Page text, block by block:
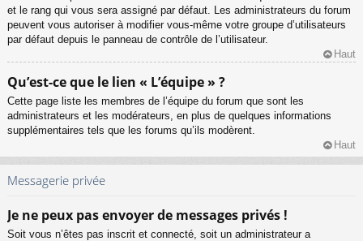
et le rang qui vous sera assigné par défaut. Les administrateurs du forum
peuvent vous autoriser à modifier vous-même votre groupe d’utilisateurs
par défaut depuis le panneau de contrôle de l’utilisateur.
Haut
Qu’est-ce que le lien « L’équipe » ?
Cette page liste les membres de l’équipe du forum que sont les
administrateurs et les modérateurs, en plus de quelques informations
supplémentaires tels que les forums qu’ils modèrent.
Haut
Messagerie privée
Je ne peux pas envoyer de messages privés !
Soit vous n’êtes pas inscrit et connecté, soit un administrateur a